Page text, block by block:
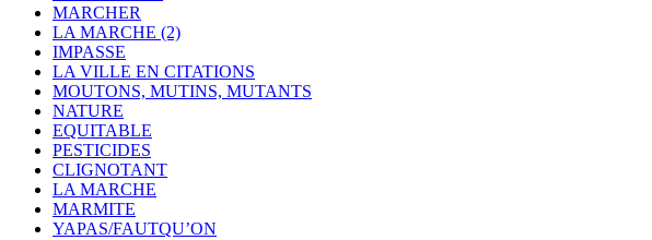
MARCHER
LA MARCHE (2)
IMPASSE
LA VILLE EN CITATIONS
MOUTONS, MUTINS, MUTANTS
NATURE
EQUITABLE
PESTICIDES
CLIGNOTANT
LA MARCHE
MARMITE
YAPAS/FAUTQU’ON